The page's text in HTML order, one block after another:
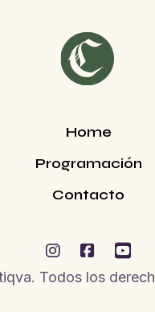
Home
Programación
Contacto
  
Todos los